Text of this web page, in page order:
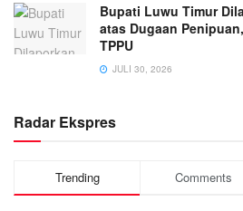
Bupati Luwu Timur
atas Dugaan
TPPU
JULI 30, 2026
Radar Ekspres
Trending Comments